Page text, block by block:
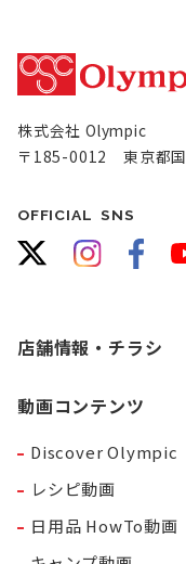
株式会社 Olympic
〒185-0012 東京都
OFFICIAL SNS
店舗情報・チラシ
動画コンテンツ
Discover Olympic
レシピ動画
日用品 HowTo動画